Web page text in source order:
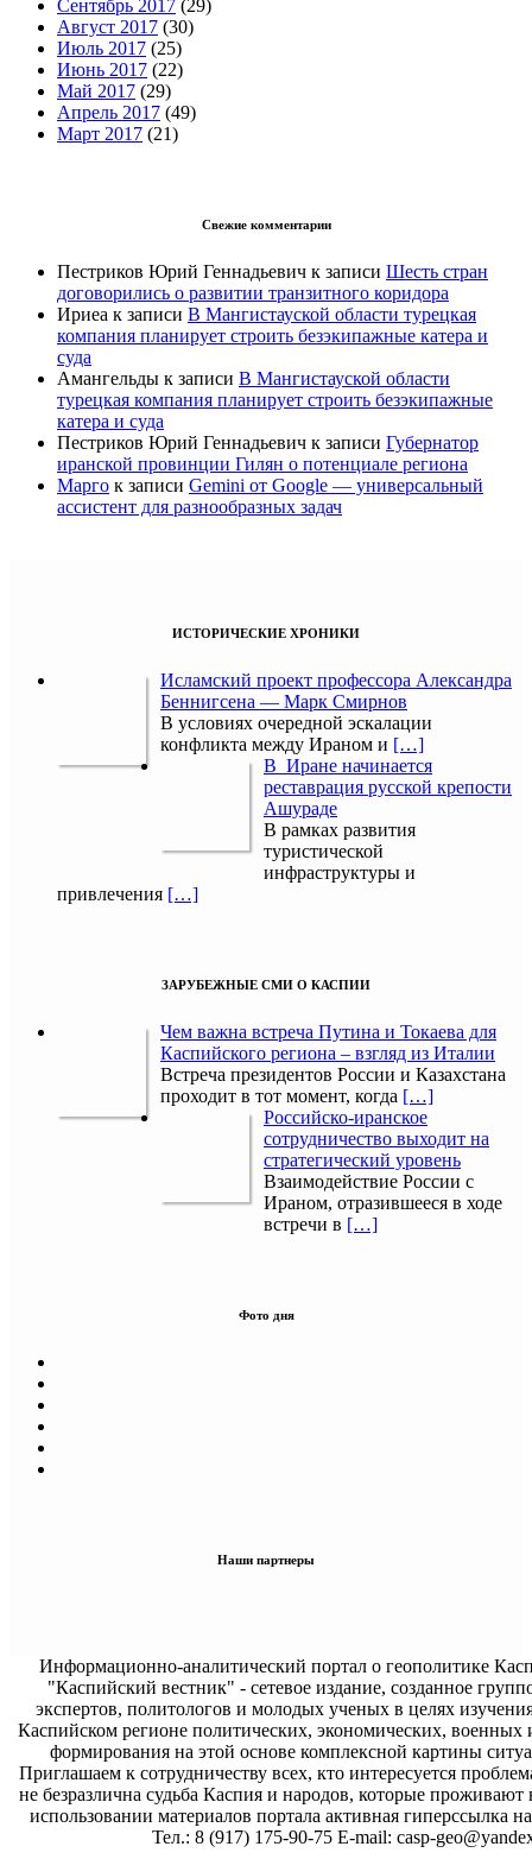
Сентябрь 2017 (29)
Август 2017 (30)
Июль 2017 (25)
Июнь 2017 (22)
Май 2017 (29)
Апрель 2017 (49)
Март 2017 (21)
Свежие комментарии
Пестриков Юрий Геннадьевич к записи Шесть стран
договорились о развитии транзитного коридора
Ириеа к записи В Мангистауской области турецкая
компания планирует строить безэкипажные катера и
суда
Амангельды к записи В Мангистауской области
турецкая компания планирует строить безэкипажные
катера и суда
Пестриков Юрий Геннадьевич к записи Губернатор
иранской провинции Гилян о потенциале региона
Марго к записи Gemini от Google — универсальный
ассистент для разнообразных задач
ИСТОРИЧЕСКИЕ ХРОНИКИ
Исламский проект профессора Александра
Беннигсена — Марк Смирнов
В условиях очередной эскалации
конфликта между Ираном и […]
В Иране начинается
реставрация русской крепости
Ашураде
В рамках развития
туристической
инфраструктуры и
привлечения […]
ЗАРУБЕЖНЫЕ СМИ О КАСПИИ
Чем важна встреча Путина и Токаева для
Каспийского региона – взгляд из Италии
Встреча президентов России и Казахстана
проходит в тот момент, когда […]
Российско-иранское
сотрудничество выходит на
стратегический уровень
Взаимодействие России с
Ираном, отразившееся в ходе
встречи в […]
Фото дня
Наши партнеры
Информационно-аналитический портал о геополитике
"Каспийский вестник" - сетевое издание, созданное
экспертов, политологов и молодых ученых в целях
Каспийском регионе политических, экономических, военных
формирования на этой основе комплексной картины
Приглашаем к сотрудничеству всех, кто интересуется
не безразлична судьба Каспия и народов, которые проживают
использовании материалов портала активная гиперссылка на
Тел.: 8 (917) 175-90-75 E-mail: casp-